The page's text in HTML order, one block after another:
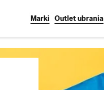
Marki Outlet ubrania